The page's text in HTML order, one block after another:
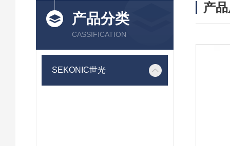
产品分类
CASSIFICATION
SEKONIC世光
产